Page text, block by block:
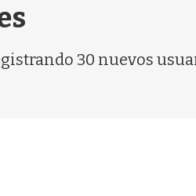
30 nuevos